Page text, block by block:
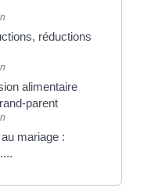
réductions
alimentaire
parent
mariage :